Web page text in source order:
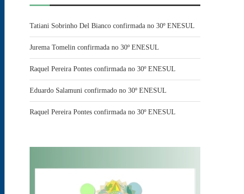
Tatiani Sobrinho Del Bianco confirmada no 30º ENESUL
Jurema Tomelin confirmada no 30º ENESUL
Raquel Pereira Pontes confirmada no 30º ENESUL
Eduardo Salamuni confirmado no 30º ENESUL
Raquel Pereira Pontes confirmada no 30º ENESUL